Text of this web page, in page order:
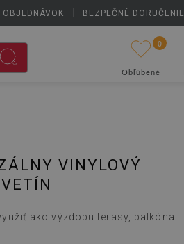
OBJEDNÁVOK BEZPEČNÉ DORUČENIE
0
Obľúbené
VINYLOVÝ
ako výzdobu terasy, balkóna